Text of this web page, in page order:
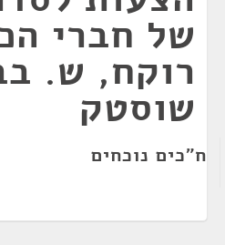
של חברי
רוקח, ש.
שוסטק
ח"כים נוכחים